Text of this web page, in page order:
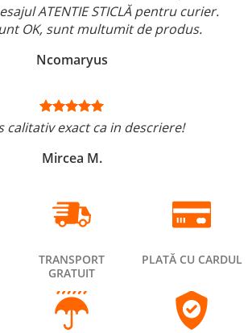
ATENTIE STICLĂ pentru curier.
OK, sunt multumit de produs.
Ncomaryus
calitativ exact ca in descriere!
Mircea M.
TRANSPORT
GRATUIT
PLATĂ CU CARDUL